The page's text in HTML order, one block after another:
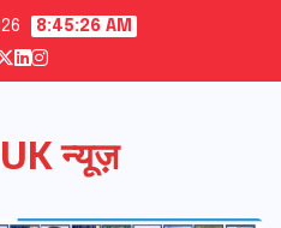
8:45:26 AM
न्यूज़